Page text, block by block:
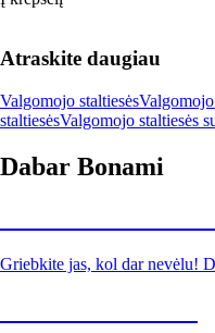
Atraskite daugiau
Valgomojo staltiesės
staltiesėsValgomojo staltiesės
Dabar Bonami
Griebkite jas, kol dar nevėlu!